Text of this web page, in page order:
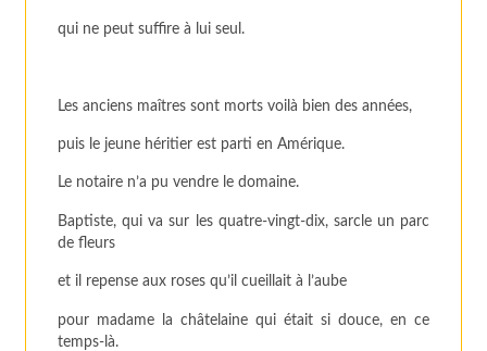
qui ne peut suffire à lui seul.
Les anciens maîtres sont morts voilà bien des années,
puis le jeune héritier est parti en Amérique.
Le notaire n’a pu vendre le domaine.
Baptiste, qui va sur les quatre-vingt-dix, sarcle un parc
de fleurs
et il repense aux roses qu’il cueillait à l’aube
pour madame la châtelaine qui était si douce, en ce
temps-là.